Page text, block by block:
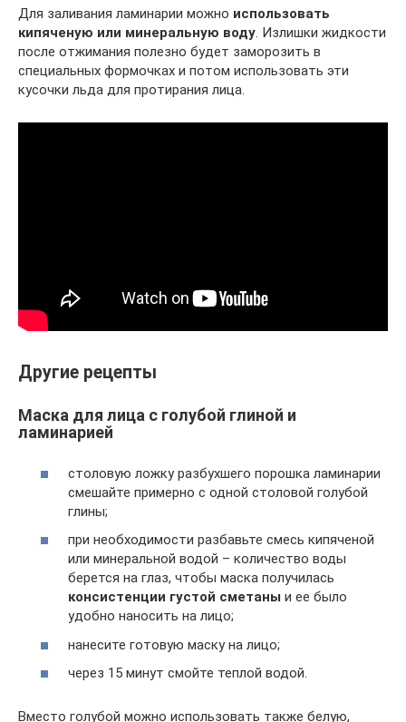
Для заливания ламинарии можно использовать
кипяченую или минеральную воду. Излишки жидкости
после отжимания полезно будет заморозить в
специальных формочках и потом использовать эти
кусочки льда для протирания лица.
Другие рецепты
Маска для лица с голубой глиной и
ламинарией
столовую ложку разбухшего порошка ламинарии
смешайте примерно с одной столовой голубой
глины;
при необходимости разбавьте смесь кипяченой
или минеральной водой – количество воды
берется на глаз, чтобы маска получилась
консистенции густой сметаны и ее было
удобно наносить на лицо;
нанесите готовую маску на лицо;
через 15 минут смойте теплой водой.
Вместо голубой можно использовать также белую,